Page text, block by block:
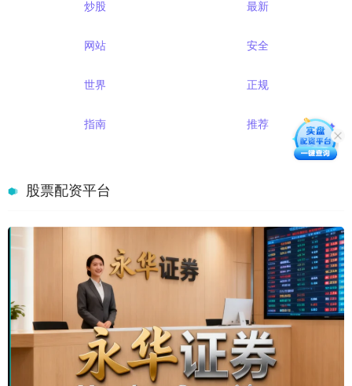
炒股 最新
网站 安全
世界 正规
指南 推荐
股票配资平台